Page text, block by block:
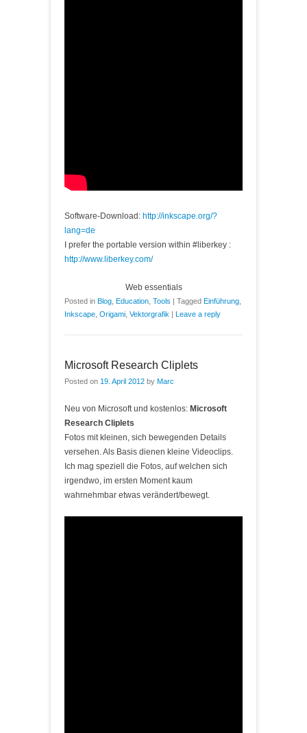
Software-Download: http://inkscape.org/?
lang=de
I prefer the portable version within #liberkey :
http://www.liberkey.com/
Web essentials
Posted in Blog Education Tools | Tagged Einführung
Inkscape Origami Vektorgrafik | Leave a reply
Microsoft Research Cliplets
Posted on 19. April 2012 by Marc
Neu von Microsoft und kostenlos: Microsoft
Research Cliplets
Fotos mit kleinen, sich bewegenden Details
versehen. Als Basis dienen kleine Videoclips.
Ich mag speziell die Fotos, auf welchen sich
irgendwo, im ersten Moment kaum
wahrnehmbar etwas verändert/bewegt.